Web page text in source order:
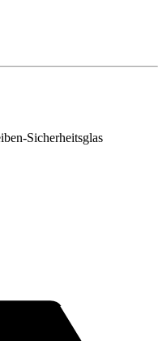
Sicherheitsglas